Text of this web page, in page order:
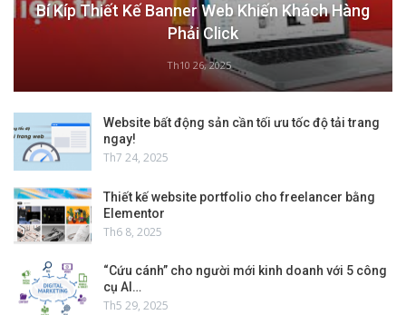
Bí Kíp Thiết Kế Banner Web Khiến Khách Hàng
Phải Click
Th10 26, 2025
Website bất động sản cần tối ưu tốc độ tải trang
ngay!
Th7 24, 2025
Thiết kế website portfolio cho freelancer bằng
Elementor
Th6 8, 2025
“Cứu cánh” cho người mới kinh doanh với 5 công
cụ AI…
Th5 29, 2025